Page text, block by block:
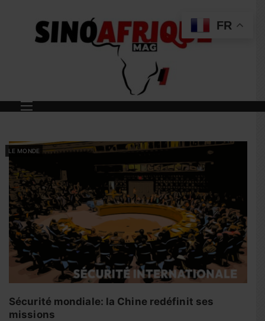
LE MONDE
Sécurité mondiale: la Chine redéfinit ses
missions
FR